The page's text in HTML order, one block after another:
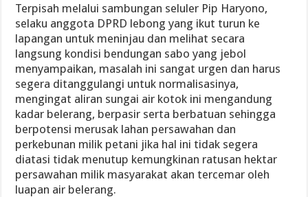
Terpisah melalui sambungan seluler Pip Haryono,
selaku anggota DPRD lebong yang ikut turun ke
lapangan untuk meninjau dan melihat secara
langsung kondisi bendungan sabo yang jebol
menyampaikan, masalah ini sangat urgen dan harus
segera ditanggulangi untuk normalisasinya,
mengingat aliran sungai air kotok ini mengandung
kadar belerang, berpasir serta berbatuan sehingga
berpotensi merusak lahan persawahan dan
perkebunan milik petani jika hal ini tidak segera
diatasi tidak menutup kemungkinan ratusan hektar
persawahan milik masyarakat akan tercemar oleh
luapan air belerang.